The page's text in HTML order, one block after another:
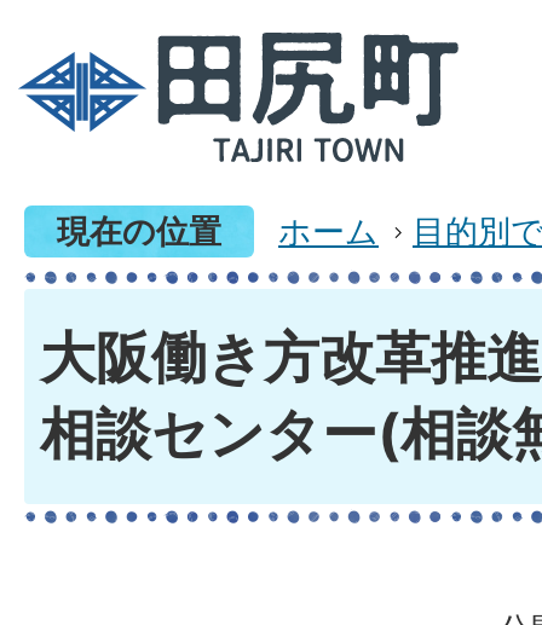
現在の位置 ホーム 目的別
大阪働き方改革推
相談センター(相談